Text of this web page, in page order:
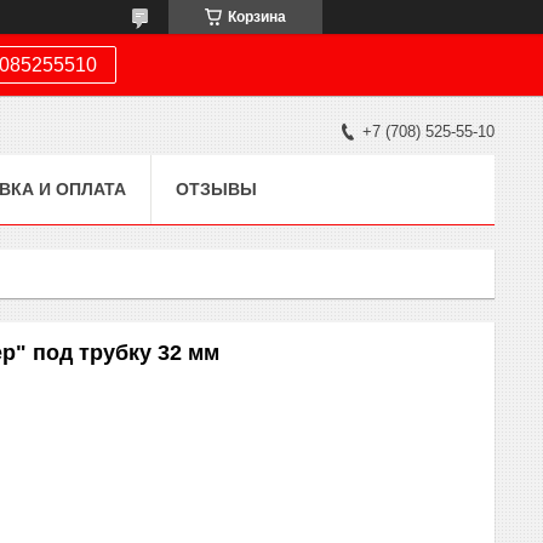
Корзина
+7 (708) 525-55-10
И ОПЛАТА ОТЗЫВЫ
под трубку 32 мм